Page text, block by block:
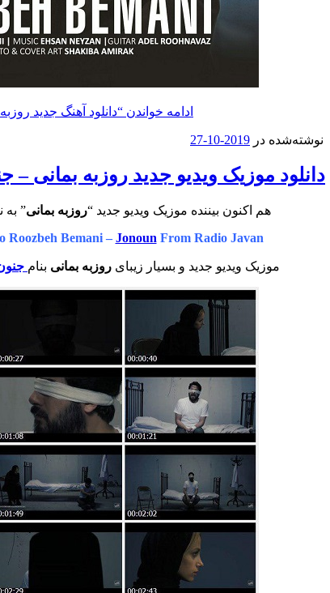
ادامه خواندن “دانلود آهنگ جدید
نوشته‌شده در 2019-10-27
دانلود موزیک ویدیو جدید روزبه بمانی –
هم اکنون بیننده موزیک ویدیو جدید “روزبه بمانی” به
Roozbeh Bemani – Jonoun From Radio Javan
موزیک ویدیو جدید و بسیار زیبای روزبه بمانی بنام